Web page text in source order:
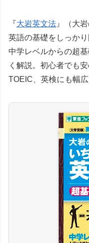
『大岩英文法 』（大
英語の基礎をしっか
中学レベルからの超
く解説。初心者でも
TOEIC、英検にも幅